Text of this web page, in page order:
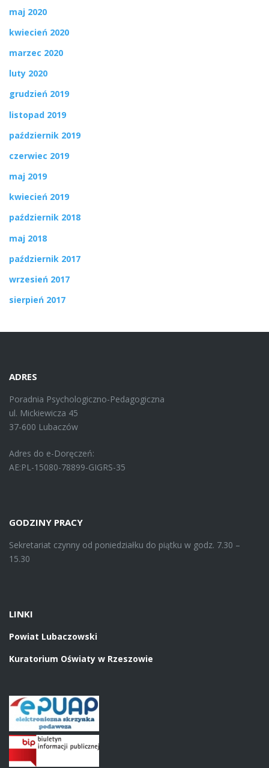
maj 2020
kwiecień 2020
marzec 2020
luty 2020
grudzień 2019
listopad 2019
październik 2019
czerwiec 2019
maj 2019
kwiecień 2019
październik 2018
maj 2018
październik 2017
wrzesień 2017
sierpień 2017
ADRES
Poradnia Psychologiczno-Pedagogiczna
ul. Mickiewicza 45
37-600 Lubaczów
Adres do e-Doręczeń:
AE:PL-15080-78899-GIGRS-35
GODZINY PRACY
Sekretariat czynny od poniedziałku do piątku w godz. 7.30 –
15.30
LINKI
Powiat Lubaczowski
Kuratorium Oświaty w Rzeszowie